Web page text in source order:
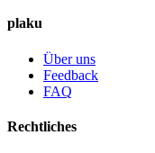
plaku
Über uns
Feedback
FAQ
Rechtliches